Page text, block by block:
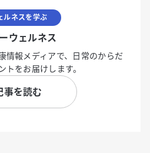
ルネスを学ぶ
ウェルネス
情報メディアで、日常のからだ
トをお届けします。
事を読む